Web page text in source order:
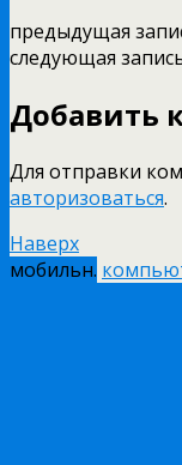
предыдущая
следующая
Добавить
Для отправки
авторизоваться.
Наверх
мобильн.